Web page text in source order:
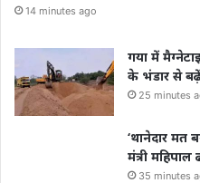
14 minutes ago
गया में
के भंडार से
25 minutes
‘थानेदार मत
मंत्री
35 minutes